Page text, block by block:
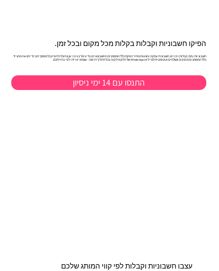
עצבו חשבוניות וקבלות לפי קווי המותג שלכם
הפיקו חשבוניות וקבלות בקלות מכל מקום ובכל זמן.
חשבוניות/ מס, קבלות, זיכויים, חשבונית עסקה והצעות מחיר הפקת כלל המסמכים החשבונאיים בדיגיטל בגיבוי ענן! תוכלו להפיק כל מסמך תוך כדי תנועה מהנייד.
כלל המסמכים מופקים ונשלחים אוטומטית למייל או WhatsApp של הלקוח לקוח בכל תהליך רכישה - עצמאי או ידני לפי בחירתכם.
התנסו עם 14 ימי ניסיון